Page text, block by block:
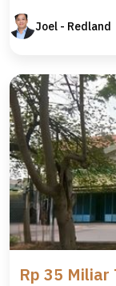
Joel - Redland
Rp 35 Miliar